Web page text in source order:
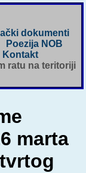
dokumenti
Poezija NOB
Kontakt
ratu na teritoriji
marta